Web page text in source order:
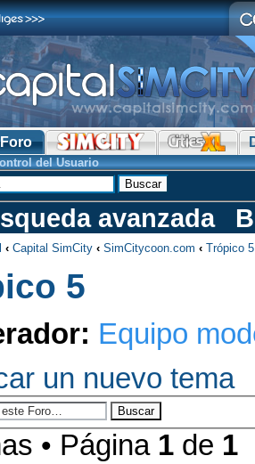
Foro
del Usuario
avanzada
‹ Capital SimCity ‹ SimCitycoon.com ‹ Trópico 5
5
Equipo
un nuevo tema
• Página 1 de 1